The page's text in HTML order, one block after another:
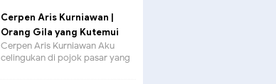
Cerpen Aris Kurniawan |
Orang Gila yang Kutemui
Cerpen Aris Kurniawan Aku
celingukan di pojok pasar yang